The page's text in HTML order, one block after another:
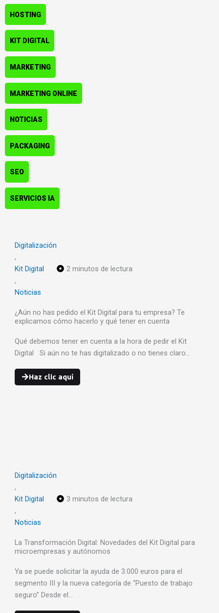
HOSTING
KIT DIGITAL
MARKETING
MARKETING ONLINE
NOTICIAS
PACKAGING
SEO
SERVICIOS IA
Digitalización
,
Kit Digital
,
Noticias
2 minutos de lectura
¿Aún no has pedido el Kit Digital para tu empresa? Te
explicamos cómo hacerlo y qué tener en cuenta
Qué debemos tener en cuenta a la hora de pedir el Kit
Digital Si aún no te has digitalizado o no tienes claro…
Haz clic aquí
Digitalización
,
Kit Digital
,
Noticias
3 minutos de lectura
La Transformación Digital: Novedades del Kit Digital para
microempresas y autónomos
Ya se puede solicitar la ayuda de 3.000 euros para el
segmento III y la nueva categoría de “Puesto de trabajo
seguro” Desde el…